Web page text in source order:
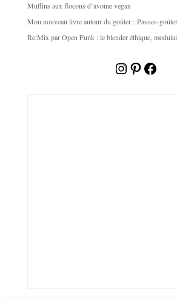
Muffins aux flocons d’avoine vegan
Mon nouveau livre autour du goûter : Pauses-
Re:Mix par Open Funk : le blender éthique,
Instagram
Pinterest